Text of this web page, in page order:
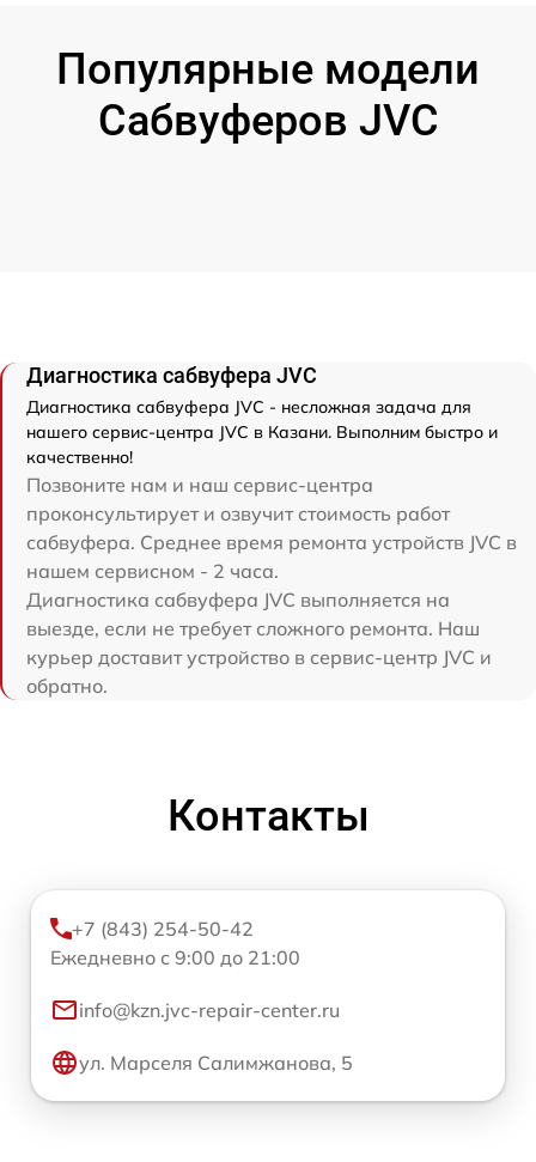
Популярные модели
Сабвуферов JVC
Диагностика сабвуфера JVC
Диагностика сабвуфера JVC - несложная задача для
нашего сервис-центра JVC в Казани. Выполним быстро и
качественно!
Позвоните нам и наш сервис-центра
проконсультирует и озвучит стоимость работ
сабвуфера. Среднее время ремонта устройств JVC в
нашем сервисном - 2 часа.
Диагностика сабвуфера JVC выполняется на
выезде, если не требует сложного ремонта. Наш
курьер доставит устройство в сервис-центр JVC и
обратно.
Контакты
+7 (843) 254-50-42
Ежедневно с 9:00 до 21:00
info@kzn.jvc-repair-center.ru
ул. Марселя Салимжанова, 5